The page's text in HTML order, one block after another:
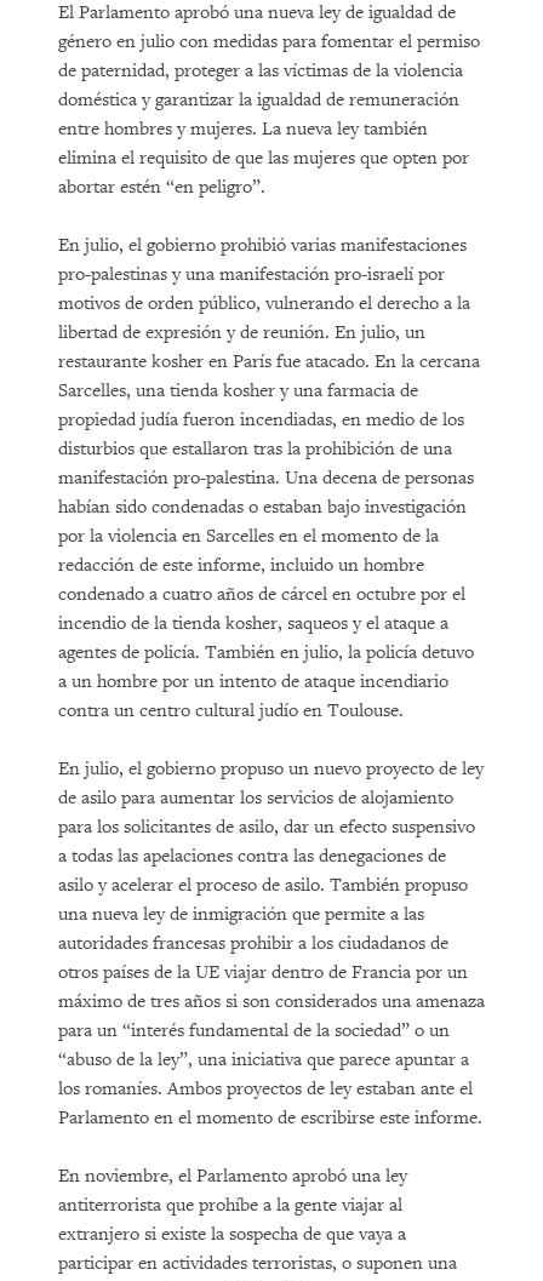
El Parlamento aprobó una nueva ley de igualdad de
género en julio con medidas para fomentar el permiso
de paternidad, proteger a las víctimas de la violencia
doméstica y garantizar la igualdad de remuneración
entre hombres y mujeres. La nueva ley también
elimina el requisito de que las mujeres que opten por
abortar estén “en peligro”.
En julio, el gobierno prohibió varias manifestaciones
pro-palestinas y una manifestación pro-israelí por
motivos de orden público, vulnerando el derecho a la
libertad de expresión y de reunión. En julio, un
restaurante kosher en París fue atacado. En la cercana
Sarcelles, una tienda kosher y una farmacia de
propiedad judía fueron incendiadas, en medio de los
disturbios que estallaron tras la prohibición de una
manifestación pro-palestina. Una decena de personas
habían sido condenadas o estaban bajo investigación
por la violencia en Sarcelles en el momento de la
redacción de este informe, incluido un hombre
condenado a cuatro años de cárcel en octubre por el
incendio de la tienda kosher, saqueos y el ataque a
agentes de policía. También en julio, la policía detuvo
a un hombre por un intento de ataque incendiario
contra un centro cultural judío en Toulouse.
En julio, el gobierno propuso un nuevo proyecto de ley
de asilo para aumentar los servicios de alojamiento
para los solicitantes de asilo, dar un efecto suspensivo
a todas las apelaciones contra las denegaciones de
asilo y acelerar el proceso de asilo. También propuso
una nueva ley de inmigración que permite a las
autoridades francesas prohibir a los ciudadanos de
otros países de la UE viajar dentro de Francia por un
máximo de tres años si son considerados una amenaza
para un “interés fundamental de la sociedad” o un
“abuso de la ley”, una iniciativa que parece apuntar a
los romaníes. Ambos proyectos de ley estaban ante el
Parlamento en el momento de escribirse este informe.
En noviembre, el Parlamento aprobó una ley
antiterrorista que prohíbe a la gente viajar al
extranjero si existe la sospecha de que vaya a
participar en actividades terroristas, o suponen una